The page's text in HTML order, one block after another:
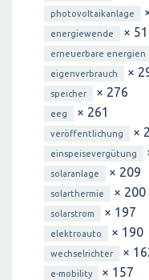
photovoltaikanlage
energiewende ×
erneuerbare energien
eigenverbrauch ×
speicher × 276
eeg × 261
veröffentlichung ×
einspeisevergütung
solaranlage × 209
solarthermie × 200
solarstrom × 197
elektroauto × 190
wechselrichter ×
e-mobility × 157